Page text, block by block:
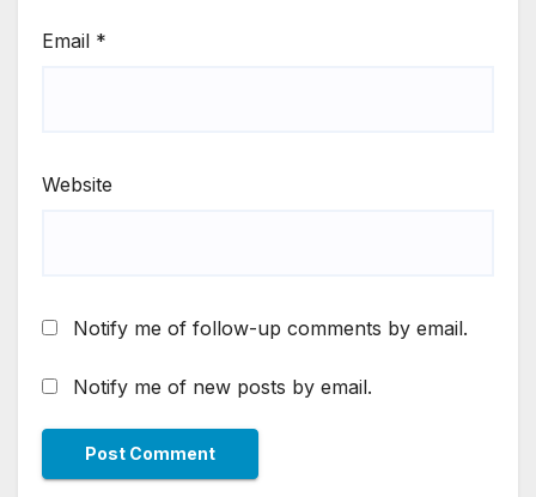
Email *
Website
Notify me of follow-up comments by email.
Notify me of new posts by email.